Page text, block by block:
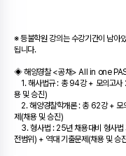
※ 등불학원 강의는 수강기간이 남아
됩니다.
◈ 해양경찰 <공채> All in one
1. 해사법규 : 총 94강 + 모의고사
용 및 승진)
2. 해양경찰학개론 : 총 62강 + 모
제(채용 및 승진)
3. 형사법 : 25년 채용대비 형사법
전범위) + 역대 기출문제(채용 및 승